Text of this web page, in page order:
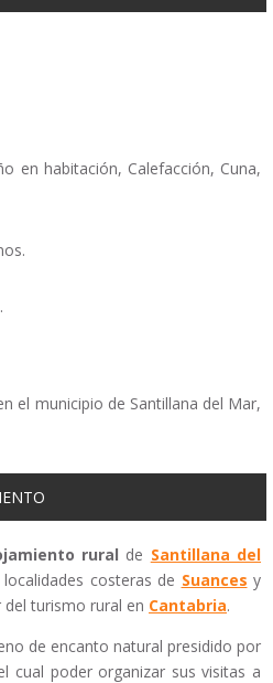
en habitación, Calefacción, Cuna,
el municipio de Santillana del Mar,
rural de Santillana del
costeras de Suances y
turismo rural en Cantabria.
de encanto natural presidido por
cual poder organizar sus visitas a